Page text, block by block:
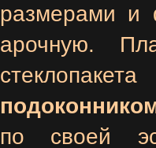
размерами и
арочную.
по своей